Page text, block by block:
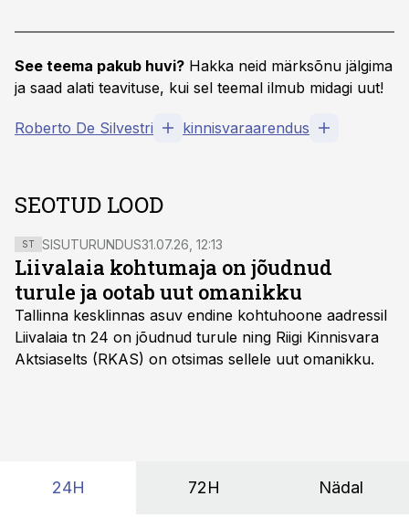
See teema pakub huvi? Hakka neid märksõnu jälgima
ja saad alati teavituse, kui sel teemal ilmub midagi uut!
Roberto De Silvestri kinnisvaraarendus
SEOTUD LOOD
ST SISUTURUNDUS31.07.26, 12:13
Liivalaia kohtumaja on jõudnud
turule ja ootab uut omanikku
Tallinna kesklinnas asuv endine kohtuhoone aadressil
Liivalaia tn 24 on jõudnud turule ning Riigi Kinnisvara
Aktsiaselts (RKAS) on otsimas sellele uut omanikku.
24H 72H Nädal